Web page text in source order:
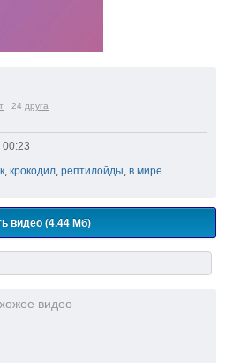
24 друга
00:23
, крокодил, рептилойды, в мире
видео (4.44 Мб)
видео